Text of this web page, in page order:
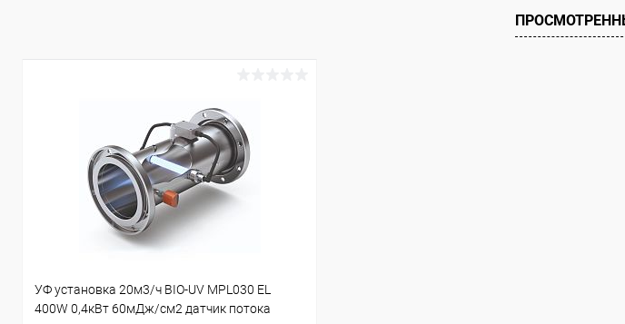
УФ установка 20м3/ч BIO-UV MPL030 EL
400W 0,4кВт 60мДж/см2 датчик потока